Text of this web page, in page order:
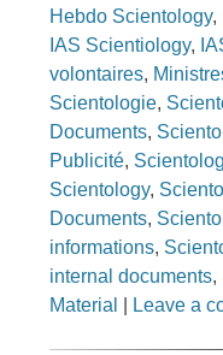
Hebdo Scientology,
IAS Scientiology,
volontaires,
Scientologie,
Documents,
Publicité,
Scientology,
Documents,
informations,
internal documents,
Material
Leave a